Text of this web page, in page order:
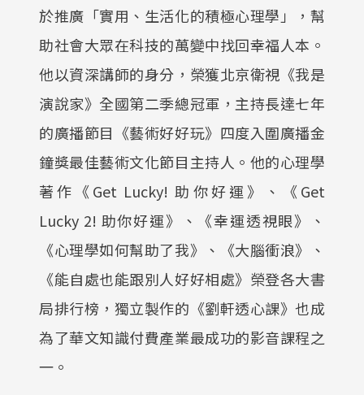
於推廣「實用、生活化的積極心理學」，幫
助社會大眾在科技的萬變中找回幸福人本。
他以資深講師的身分，榮獲北京衛視《我是
演說家》全國第二季總冠軍，主持長達七年
的廣播節目《藝術好好玩》四度入圍廣播金
鐘獎最佳藝術文化節目主持人。他的心理學
著作《Get Lucky! 助你好運》、《Get
Lucky 2! 助你好運》、《幸運透視眼》、
《心理學如何幫助了我》、《大腦衝浪》、
《能自處也能跟別人好好相處》榮登各大書
局排行榜，獨立製作的《劉軒透心課》也成
為了華文知識付費產業最成功的影音課程之
一。